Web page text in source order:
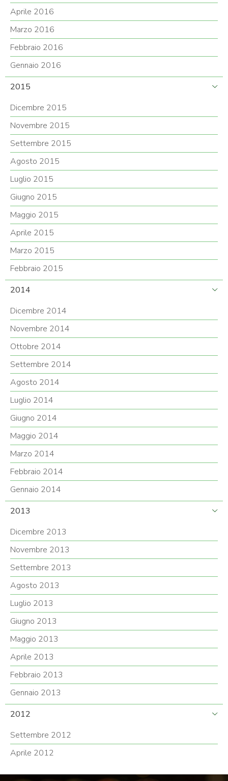
Aprile 2016
Marzo 2016
Febbraio 2016
Gennaio 2016
2015
Dicembre 2015
Novembre 2015
Settembre 2015
Agosto 2015
Luglio 2015
Giugno 2015
Maggio 2015
Aprile 2015
Marzo 2015
Febbraio 2015
2014
Dicembre 2014
Novembre 2014
Ottobre 2014
Settembre 2014
Agosto 2014
Luglio 2014
Giugno 2014
Maggio 2014
Marzo 2014
Febbraio 2014
Gennaio 2014
2013
Dicembre 2013
Novembre 2013
Settembre 2013
Agosto 2013
Luglio 2013
Giugno 2013
Maggio 2013
Aprile 2013
Febbraio 2013
Gennaio 2013
2012
Settembre 2012
Aprile 2012